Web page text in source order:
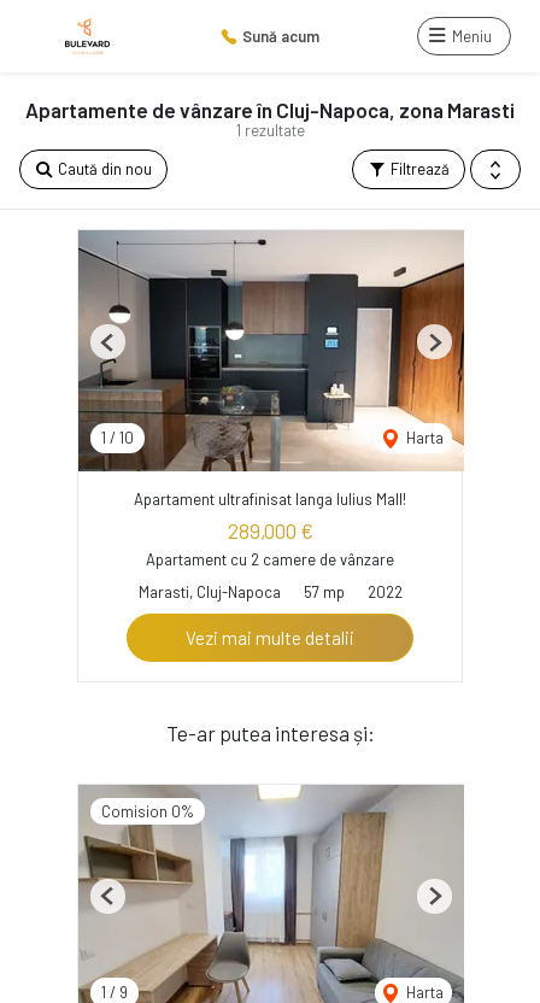
Sună acum Meniu
1 rezultate
Apartamente de vânzare în Cluj-Napoca, zona Marasti
Filtrează
Caută din nou
1 / 10 Harta
Previous Next
Apartament ultrafinisat langa Iulius Mall!
289,000 €
Apartament cu 2 camere de vânzare
Marasti, Cluj-Napoca
57 mp 2022
Vezi mai multe detalii
Te-ar putea interesa și:
Comision 0%
1 / 9 Harta
Previous Next